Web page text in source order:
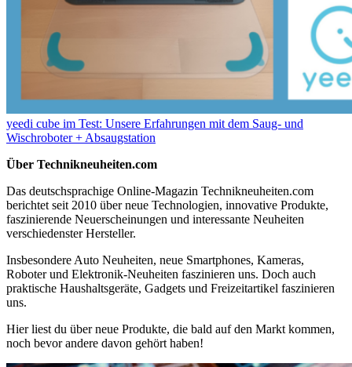
yeedi cube im Test: Unsere Erfahrungen mit dem Saug- und
Wischroboter + Absaugstation
Über Technikneuheiten.com
Das deutschsprachige Online-Magazin Technikneuheiten.com
berichtet seit 2010 über neue Technologien, innovative Produkte,
faszinierende Neuerscheinungen und interessante Neuheiten
verschiedenster Hersteller.
Insbesondere Auto Neuheiten, neue Smartphones, Kameras,
Roboter und Elektronik-Neuheiten faszinieren uns. Doch auch
praktische Haushaltsgeräte, Gadgets und Freizeitartikel faszinieren
uns.
Hier liest du über neue Produkte, die bald auf den Markt kommen,
noch bevor andere davon gehört haben!